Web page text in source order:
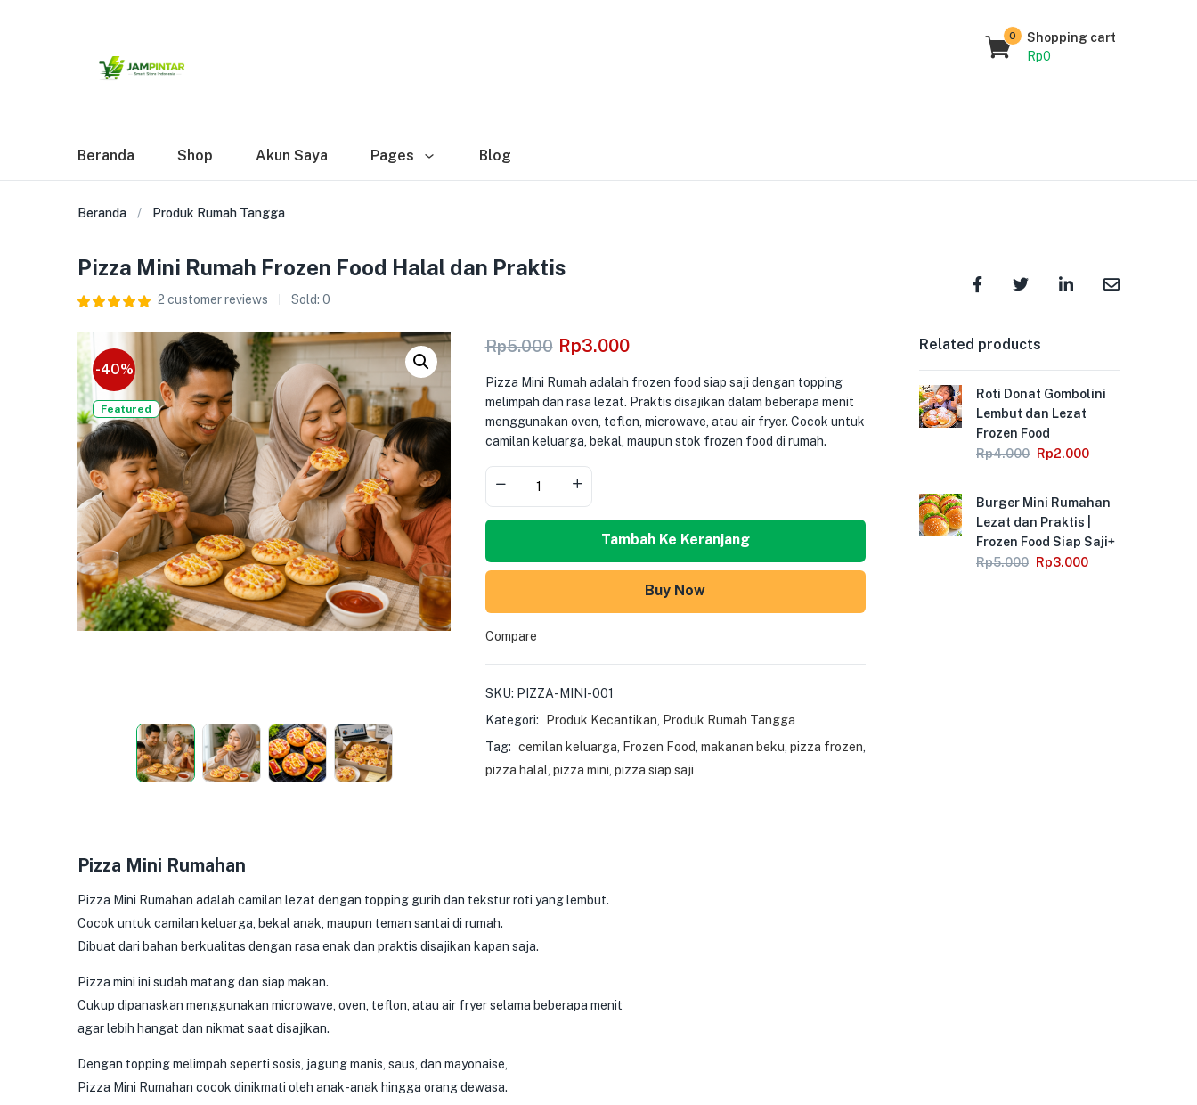
Shopping cart
0
Rp0
Beranda Shop Akun Saya Pages Blog
Beranda Produk Rumah Tangga
Pizza Mini Rumah Frozen Food Halal dan Praktis
2 customer reviews Sold: 0
-40%
Featured
Rp5.000 Rp3.000
Pizza Mini Rumah adalah frozen food siap saji dengan topping
melimpah dan rasa lezat. Praktis disajikan dalam beberapa menit
menggunakan oven, teflon, microwave, atau air fryer. Cocok untuk
camilan keluarga, bekal, maupun stok frozen food di rumah.
Tambah Ke Keranjang
Buy Now
Compare
SKU: PIZZA-MINI-001
Kategori:
Produk Kecantikan, Produk Rumah Tangga
Tag: cemilan keluarga, Frozen Food, makanan beku, pizza frozen,
pizza halal, pizza mini, pizza siap saji
Pizza Mini Rumahan
Pizza Mini Rumahan adalah camilan lezat dengan topping gurih dan tekstur roti yang lembut.
Cocok untuk camilan keluarga, bekal anak, maupun teman santai di rumah.
Dibuat dari bahan berkualitas dengan rasa enak dan praktis disajikan kapan saja.
Pizza mini ini sudah matang dan siap makan.
Cukup dipanaskan menggunakan microwave, oven, teflon, atau air fryer selama beberapa menit
agar lebih hangat dan nikmat saat disajikan.
Dengan topping melimpah seperti sosis, jagung manis, saus, dan mayonaise,
Pizza Mini Rumahan cocok dinikmati oleh anak-anak hingga orang dewasa.
Related products
Roti Donat Gombolini
Lembut dan Lezat
Frozen Food
Rp4.000 Rp2.000
Burger Mini Rumahan
Lezat dan Praktis |
Frozen Food Siap Saji+
Rp5.000 Rp3.000